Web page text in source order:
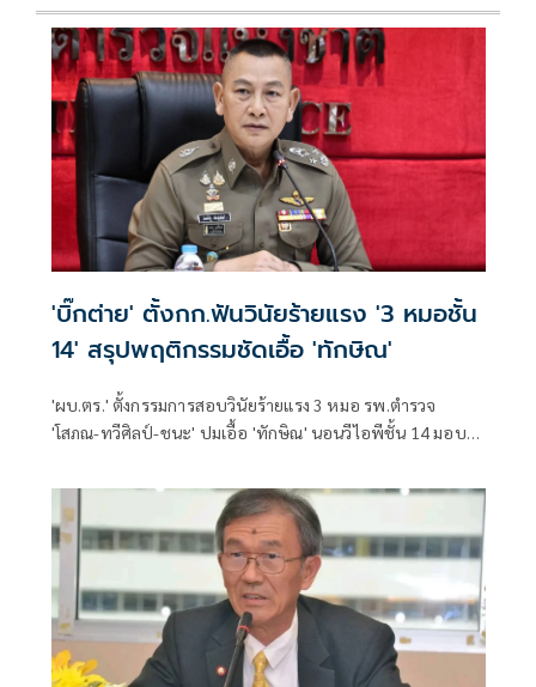
'บิ๊กต่าย' ตั้งกก.ฟันวินัยร้ายแรง '3 หมอชั้น
14' สรุปพฤติกรรมชัดเอื้อ 'ทักษิณ'
'ผบ.ตร.' ตั้งกรรมการสอบวินัยร้ายแรง 3 หมอ รพ.ตำรวจ
'โสภณ-ทวีศิลป์-ชนะ' ปมเอื้อ 'ทักษิณ' นอนวีไอพีชั้น 14 มอบ